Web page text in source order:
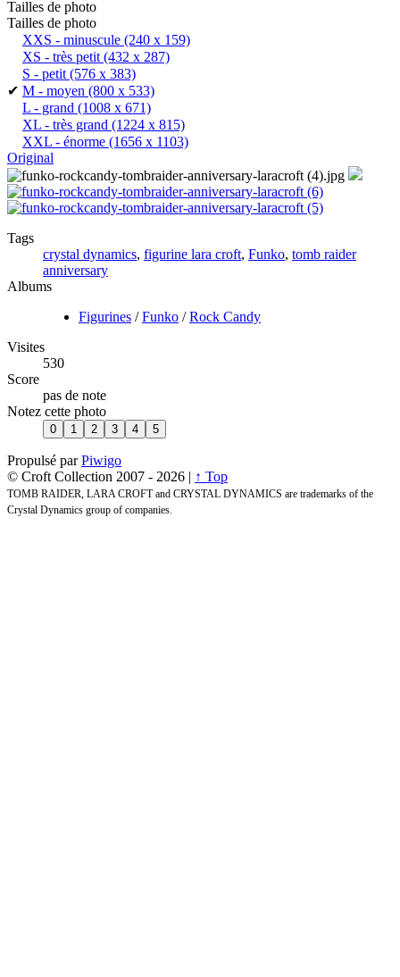
Tailles de photo
Tailles de photo
XXS - minuscule (240 x 159)
XS - très petit(432 x 287)
S - petit(576 x 383)
✔ M - moyen (800 x 533)
L - grand (1008 x 671)
XL - très grand (1224 x 815)
XXL - énorme (1656 x 1103)
Original
Tags
crystal dynamics, figurine lara croft, Funko, tomb raider
anniversary
Albums
Figurines /Funko /Rock Candy
Visites
530
Score
pas de note
Notez cette photo
Propulsé parPiwigo
© Croft Collection 2007 - 2026 | ↑ Top
TOMB RAIDER, LARA CROFT and CRYSTAL DYNAMICS are trademarks of the
Crystal Dynamics group of companies.